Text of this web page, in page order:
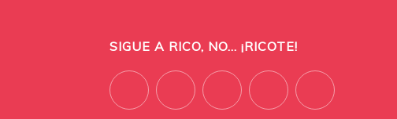
SIGUE A RICO, NO... ¡RICOTE!